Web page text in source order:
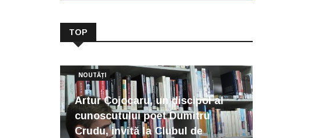
TOP
NOUTĂȚI
Artur Cojocaru, un discipol al
cunoscutului poet Dumitru
Crudu, invită la Clubul de